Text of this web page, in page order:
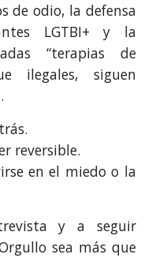
de odio, la defensa
LGTBI+ y la
“terapias de
ilegales, siguen
reversible.
en el miedo o la
y a seguir
sea más que